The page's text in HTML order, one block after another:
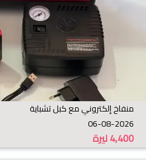
منفاخ إلكتروني مع كبل تشباية
06-08-2026
ليرة4,400